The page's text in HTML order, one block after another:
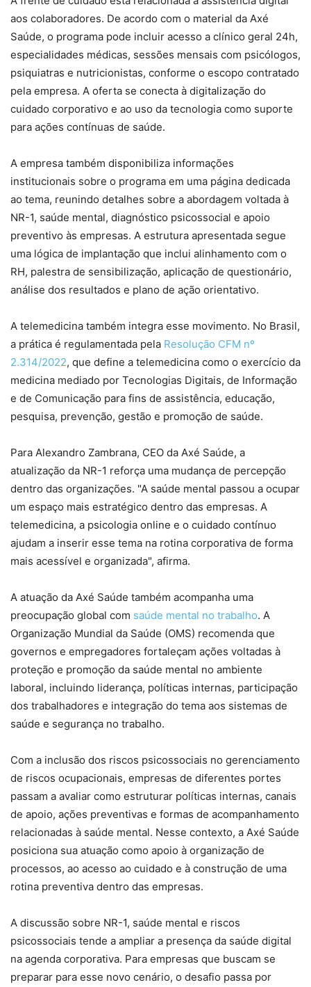
aos colaboradores. De acordo com o material da Axé
Saúde, o programa pode incluir acesso a clínico geral 24h,
especialidades médicas, sessões mensais com psicólogos,
psiquiatras e nutricionistas, conforme o escopo contratado
pela empresa. A oferta se conecta à digitalização do
cuidado corporativo e ao uso da tecnologia como suporte
para ações contínuas de saúde.
A empresa também disponibiliza informações
institucionais sobre o programa em uma página dedicada
ao tema, reunindo detalhes sobre a abordagem voltada à
NR-1, saúde mental, diagnóstico psicossocial e apoio
preventivo às empresas. A estrutura apresentada segue
uma lógica de implantação que inclui alinhamento com o
RH, palestra de sensibilização, aplicação de questionário,
análise dos resultados e plano de ação orientativo.
A telemedicina também integra esse movimento. No Brasil,
a prática é regulamentada pela Resolução CFM nº
2.314/2022, que define a telemedicina como o exercício da
medicina mediado por Tecnologias Digitais, de Informação
e de Comunicação para fins de assistência, educação,
pesquisa, prevenção, gestão e promoção de saúde.
Para Alexandro Zambrana, CEO da Axé Saúde, a
atualização da NR-1 reforça uma mudança de percepção
dentro das organizações. "A saúde mental passou a ocupar
um espaço mais estratégico dentro das empresas. A
telemedicina, a psicologia online e o cuidado contínuo
ajudam a inserir esse tema na rotina corporativa de forma
mais acessível e organizada", afirma.
A atuação da Axé Saúde também acompanha uma
preocupação global com saúde mental no trabalho. A
Organização Mundial da Saúde (OMS) recomenda que
governos e empregadores fortaleçam ações voltadas à
proteção e promoção da saúde mental no ambiente
laboral, incluindo liderança, políticas internas, participação
dos trabalhadores e integração do tema aos sistemas de
saúde e segurança no trabalho.
Com a inclusão dos riscos psicossociais no gerenciamento
de riscos ocupacionais, empresas de diferentes portes
passam a avaliar como estruturar políticas internas, canais
de apoio, ações preventivas e formas de acompanhamento
relacionadas à saúde mental. Nesse contexto, a Axé Saúde
posiciona sua atuação como apoio à organização de
processos, ao acesso ao cuidado e à construção de uma
rotina preventiva dentro das empresas.
A discussão sobre NR-1, saúde mental e riscos
psicossociais tende a ampliar a presença da saúde digital
na agenda corporativa. Para empresas que buscam se
preparar para esse novo cenário, o desafio passa por